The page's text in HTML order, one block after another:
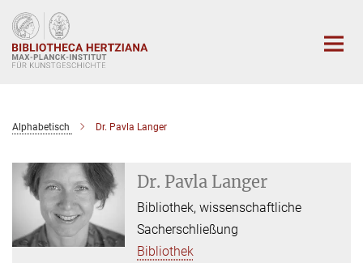
Hauptinhalt
Alphabetisch Dr. Pavla Langer
Dr. Pavla Langer
Bibliothek, wissenschaftliche
Sacherschließung
Bibliothek